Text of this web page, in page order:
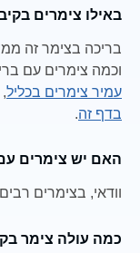
באילו צימרים
בריכה בצימר זה
וכמה צימרים עם
עמיר צימרים בכליל,
בדף זה.
האם יש צימרים עם
וודאי, בצימרים
כמה עולה צימר